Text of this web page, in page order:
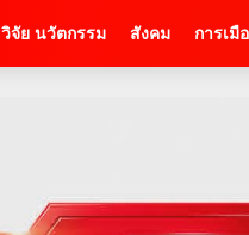
วิจัย นวัตกรรม สังคม การเมื